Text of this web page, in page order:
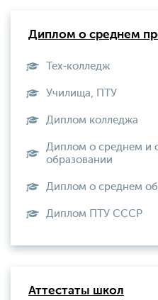
Диплом о среднем
Тех-колледж
Училища, ПТУ
Диплом колледжа
Диплом о среднем и
образовании
Диплом о среднем
Диплом ПТУ СССР
Аттестаты школ